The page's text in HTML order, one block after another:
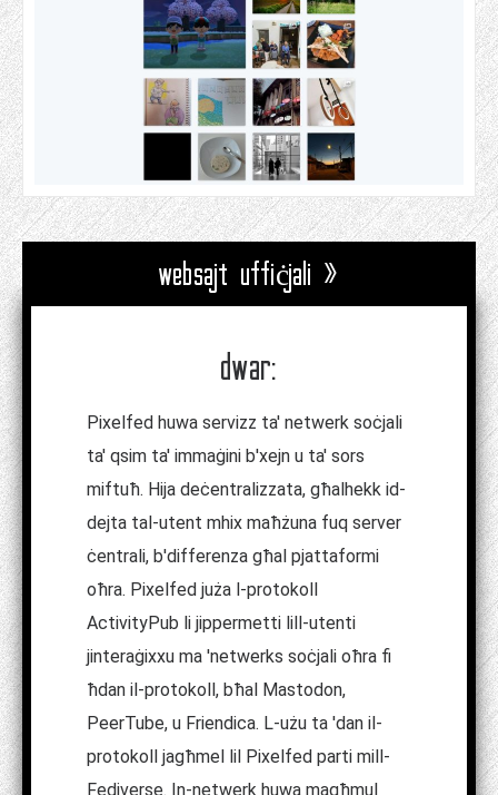
websajt uffiċjali »
dwar:
Pixelfed huwa servizz ta' netwerk soċjali
ta' qsim ta' immaġini b'xejn u ta' sors
miftuħ. Hija deċentralizzata, għalhekk id-
dejta tal-utent mhix maħżuna fuq server
ċentrali, b'differenza għal pjattaformi
oħra. Pixelfed juża l-protokoll
ActivityPub li jippermetti lill-utenti
jinteraġixxu ma 'netwerks soċjali oħra fi
ħdan il-protokoll, bħal Mastodon,
PeerTube, u Friendica. L-użu ta 'dan il-
protokoll jagħmel lil Pixelfed parti mill-
Fediverse. In-netwerk huwa magħmul